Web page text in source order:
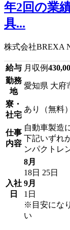
年2回の業
具...
株式会社BREXA
給与 月収例
勤務
地
愛知県 大府
寮・
社宅
あり（無料）
仕事
内容
自動車製造
下記いずれ
ンパクトレ
入社
日
8月
18日 25日
9月
1日
※目安にな
い